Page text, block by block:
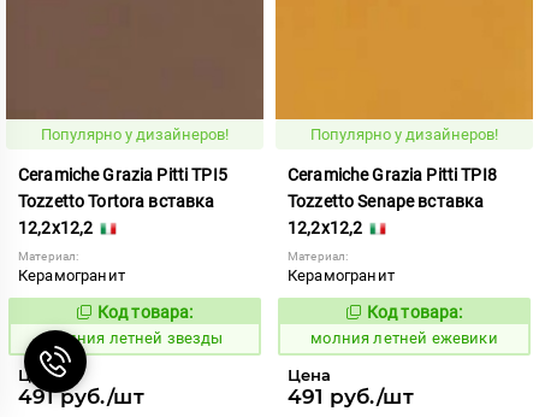
Популярно у дизайнеров!
Ceramiche Grazia Pitti TPI5
Tozzetto Tortora вставка
12,2x12,2
Материал:
Керамогранит
1005904
Код товара:
молния летней звезды
Цена
491 руб./шт
Популярно у дизайнеров!
Ceramiche Grazia Pitti TPI8
Tozzetto Senape вставка
12,2x12,2
Материал:
Керамогранит
1005899
Код товара:
молния летней ежевики
Цена
491 руб./шт